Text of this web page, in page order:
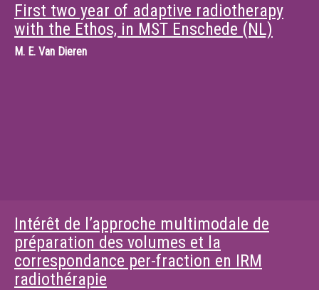
First two year of adaptive radiotherapy
with the Ethos, in MST Enschede (NL)
M. E. Van Dieren
Intérêt de l’approche multimodale de
préparation des volumes et la
correspondance per-fraction en IRM
radiothérapie